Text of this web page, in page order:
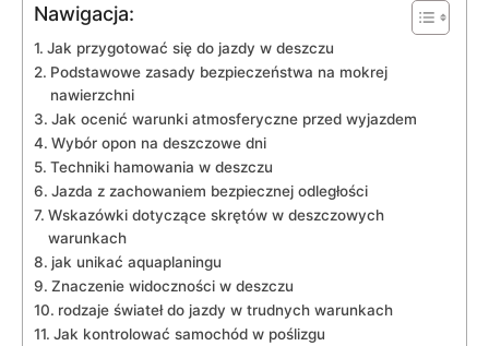
Nawigacja:
Jak przygotować się do jazdy w deszczu
Podstawowe zasady ⁢bezpieczeństwa na mokrej
nawierzchni
Jak ocenić​ warunki atmosferyczne przed wyjazdem
Wybór opon na deszczowe dni
Techniki hamowania w deszczu
Jazda z zachowaniem bezpiecznej odległości
Wskazówki dotyczące skrętów ⁤w deszczowych
warunkach
jak unikać aquaplaningu
Znaczenie widoczności w deszczu
rodzaje świateł do jazdy w⁤ trudnych warunkach
Jak kontrolować samochód w poślizgu